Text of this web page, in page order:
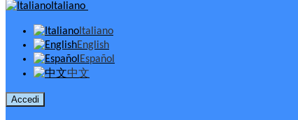
Italiano
Italiano
English
Español
中文
Accedi